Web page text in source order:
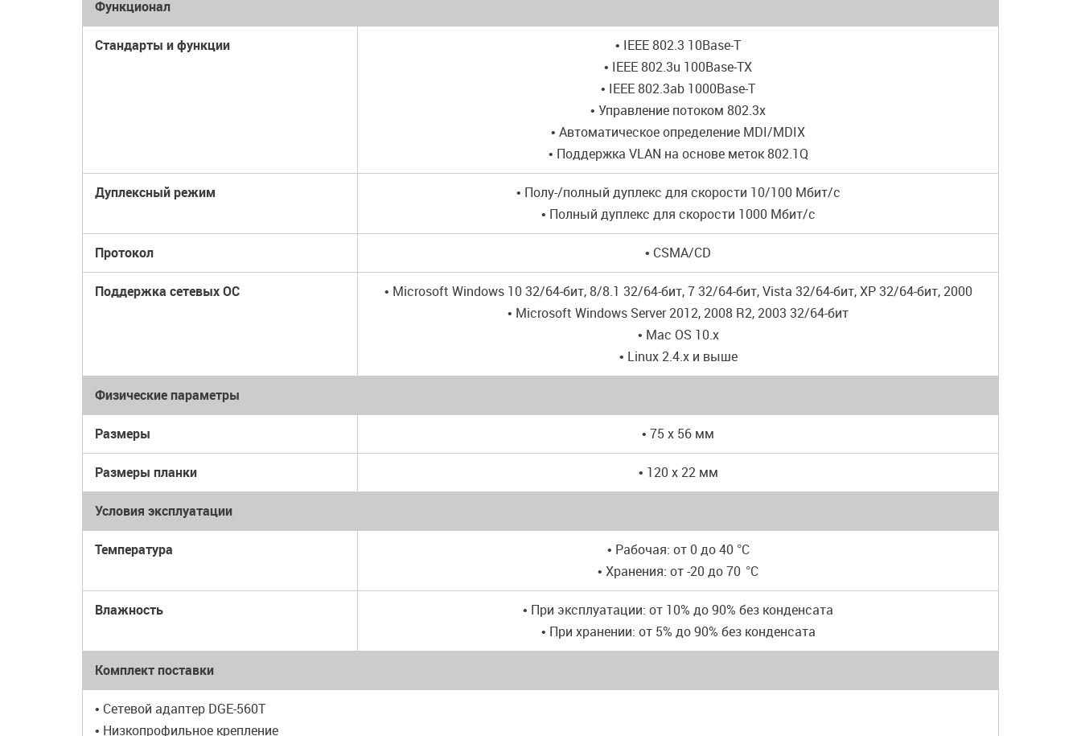
Функционал
Стандарты и функции
• IEEE 802.3 10Base-T
• IEEE 802.3u 100Base-TX
• IEEE 802.3ab 1000Base-T
• Управление потоком 802.3x
• Автоматическое определение MDI/MDIX
• Поддержка VLAN на основе меток 802.1Q
Дуплексный режим
• Полу-/полный дуплекс для скорости 10/100 Мбит/с
• Полный дуплекс для скорости 1000 Мбит/с
Протокол • CSMA/CD
Поддержка сетевых ОС
• Microsoft Windows 10 32/64-бит, 8/8.1 32/64-бит, 7 32/64-бит, Vista 32/64-бит, XP 32/64-бит, 2000
• Microsoft Windows Server 2012, 2008 R2, 2003 32/64-бит
• Mac OS 10.x
• Linux 2.4.x и выше
Физические параметры
Размеры • 75 x 56 мм
Размеры планки • 120 x 22 мм
Условия эксплуатации
Температура
• Рабочая: от 0 до 40 °C
• Хранения: от -20 до 70 °C
Влажность
• При эксплуатации: от 10% до 90% без конденсата
• При хранении: от 5% до 90% без конденсата
Комплект поставки
• Сетевой адаптер DGE-560T
• Низкопрофильное крепление